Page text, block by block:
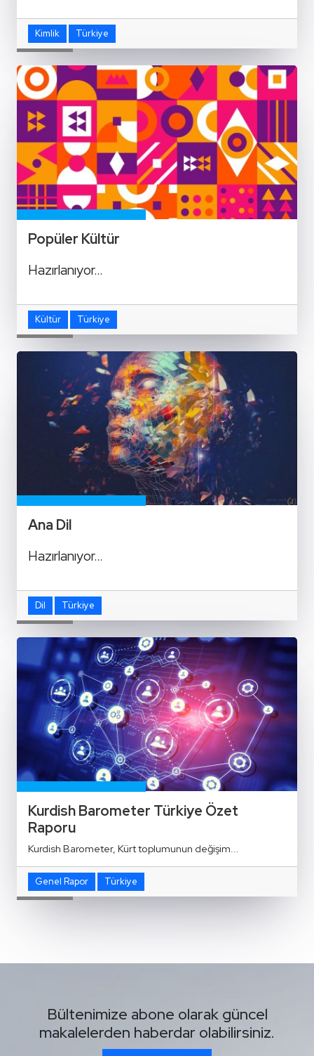
Kimlik Türkiye
Popüler Kültür
Hazırlanıyor…
Kültür Türkiye
Ana Dil
Hazırlanıyor…
Dil Türkiye
Kurdish Barometer Türkiye Özet
Raporu
Kurdish Barometer, Kürt toplumunun değişim...
Genel Rapor Türkiye
Bültenimize abone olarak güncel
makalelerden haberdar olabilirsiniz.